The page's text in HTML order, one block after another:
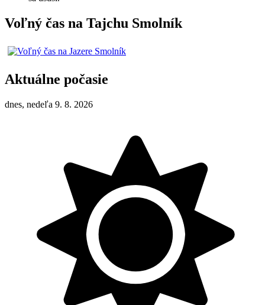
Voľný čas na Tajchu Smolník
Aktuálne počasie
dnes, nedeľa 9. 8. 2026